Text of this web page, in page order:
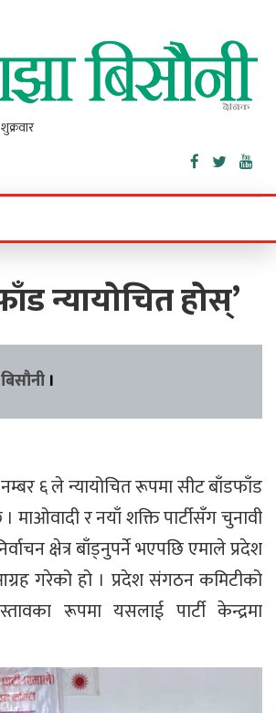
Sajha
न्यायोचित होस्’
।
६ ले न्यायोचित रूपमा सीट बाँडफाँड
माओवादी र नयाँ शक्ति पार्टीसँग चुनावी
क्षेत्र बाँड्नुपर्ने भएपछि एमाले प्रदेश
गरेको हो । प्रदेश संगठन कमिटीको
रूपमा यसलाई पार्टी केन्द्रमा